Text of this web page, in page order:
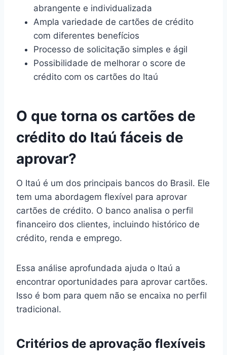
abrangente e individualizada
Ampla variedade de cartões de crédito
com diferentes benefícios
Processo de solicitação simples e ágil
Possibilidade de melhorar o score de
crédito com os cartões do Itaú
O que torna os cartões de
crédito do Itaú fáceis de
aprovar?
O Itaú é um dos principais bancos do Brasil. Ele
tem uma abordagem flexível para aprovar
cartões de crédito. O banco analisa o perfil
financeiro dos clientes, incluindo histórico de
crédito, renda e emprego.
Essa análise aprofundada ajuda o Itaú a
encontrar oportunidades para aprovar cartões.
Isso é bom para quem não se encaixa no perfil
tradicional.
Critérios de aprovação flexíveis